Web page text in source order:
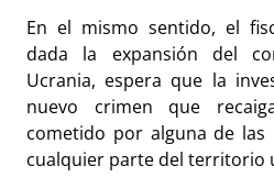
En el mismo sentido, el
dada la expansión del
Ucrania, espera que la
nuevo crimen que
cometido por alguna de
cualquier parte del territorio